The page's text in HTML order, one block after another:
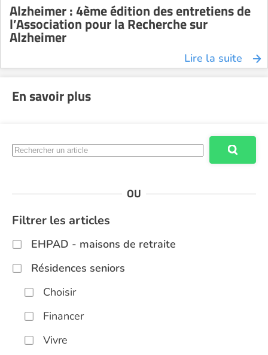
En savoir plus
OU
Filtrer les articles
EHPAD - maisons de retraite
Résidences seniors
Choisir
Financer
Vivre
Alzheimer : 4ème édition des entretiens de
l’Association pour la Recherche sur
Alzheimer
Lire la suite